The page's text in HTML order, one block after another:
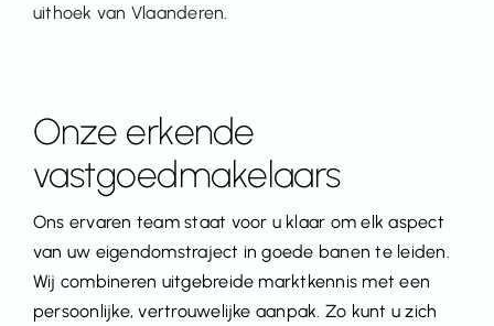
uithoek van Vlaanderen.
Onze erkende
vastgoedmakelaars
Ons ervaren team staat voor u klaar om elk aspect
van uw eigendomstraject in goede banen te leiden.
Wij combineren uitgebreide marktkennis met een
persoonlijke, vertrouwelijke aanpak. Zo kunt u zich